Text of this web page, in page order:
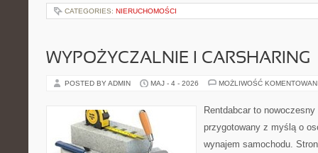
CATEGORIES: NIERUCHOMOŚCI
WYPOŻYCZALNIE I CARSHARING
POSTED BY ADMIN MAJ - 4 - 2026 MOŻLIWOŚĆ
Rentdabcar to
przygotowany z myślą o
wynajem samochodu.